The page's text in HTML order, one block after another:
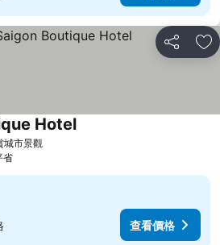
分享 加
城市景觀查看價格
Hotel查看價格
省
查看價格